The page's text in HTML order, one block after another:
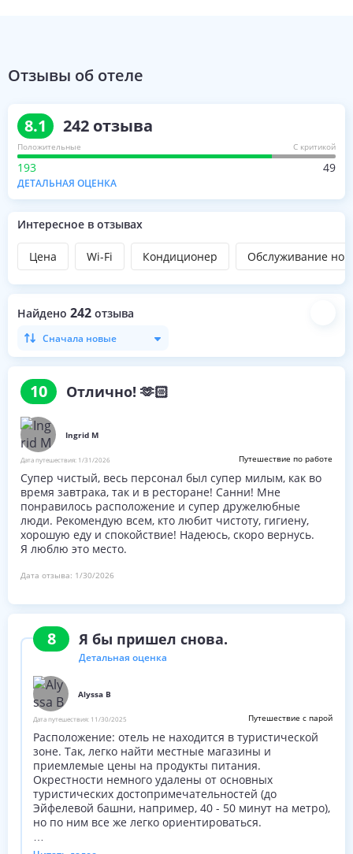
Отзывы об отеле
8.1 242 отзыва
Положительные С критикой
193 49
ДЕТАЛЬНАЯ ОЦЕНКА
Интересное в отзывах
Цена Wi-Fi Кондиционер Обслуживание
Найдено 242 отзыва
Сначала новые
10 Отлично! 🫶🏻
Ingrid M
Дата путешествия: 1/31/2026 Путешествие по работе
Супер чистый, весь персонал был супер милым, как во
время завтрака, так и в ресторане! Санни! Мне
понравилось расположение и супер дружелюбные
люди. Рекомендую всем, кто любит чистоту, гигиену,
хорошую еду и спокойствие! Надеюсь, скоро вернусь.
Я люблю это место.
Дата отзыва: 1/30/2026
8 Я бы пришел снова.
Детальная оценка
Alyssa B
Дата путешествия: 11/30/2025 Путешествие с парой
Расположение: отель не находится в туристической
зоне. Так, легко найти местные магазины и
приемлемые цены на продукты питания.
Окрестности немного удалены от основных
туристических достопримечательностей (до
Эйфелевой башни, например, 40 - 50 минут на метро),
но по ним все же легко ориентироваться.
Номер: наша кровать была чрезвычайно удобной!